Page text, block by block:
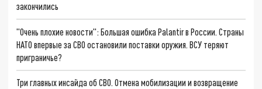
закончились
"Очень плохие новости": Большая ошибка Palantir в России. Страны
НАТО впервые за СВО остановили поставки оружия. ВСУ теряют
приграничье?
Три главных инсайда об СВО. Отмена мобилизации и возвращение